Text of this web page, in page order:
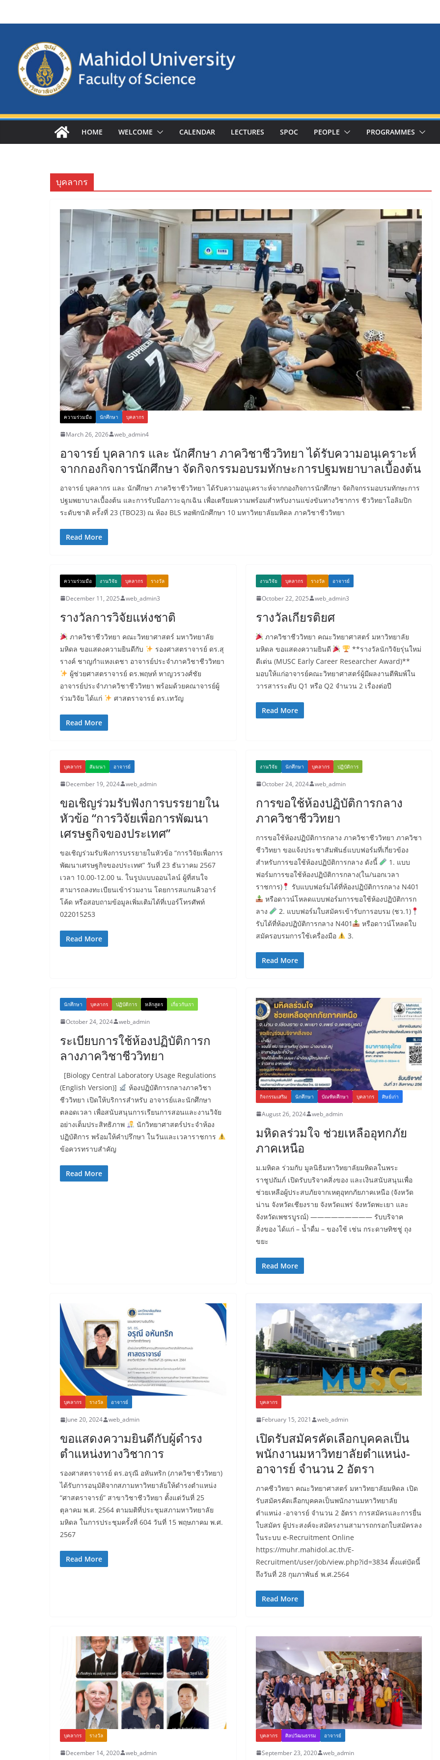
HOME WELCOME CALENDAR LECTURES SPOC PEOPLE PROGRAMMES
บุคลากร
ความร่วมมือ นักศึกษา บุคลากร
March 26, 2026 web_admin4
อาจารย์ บุคลากร และ นักศึกษา ภาควิชาชีววิทยา ได้รับความอนุเคราะห์
จากกองกิจการนักศึกษา จัดกิจกรรมอบรมทักษะการปฐมพยาบาลเบื้องต้น
อาจารย์ บุคลากร และ นักศึกษา ภาควิชาชีววิทยา ได้รับความอนุเคราะห์จากกองกิจการนักศึกษา จัดกิจกรรมอบรมทักษะการ
ปฐมพยาบาลเบื้องต้น และการรับมือภาวะฉุกเฉิน เพื่อเตรียมความพร้อมสำหรับงานแข่งขันทางวิชาการ ชีววิทยาโอลิมปิก
ระดับชาติ ครั้งที่ 23 (TBO23) ณ ห้อง BLS หอพักนักศึกษา 10 มหาวิทยาลัยมหิดล ภาควิชาชีววิทยา
Read More
ความร่วมมือ งานวิจัย บุคลากร รางวัล
December 11, 2025 web_admin3
รางวัลการวิจัยแห่งชาติ
ภาควิชาชีววิทยา คณะวิทยาศาสตร์ มหาวิทยาลัย
มหิดล ขอแสดงความยินดีกับ
รองศาสตราจารย์ ดร.สุ
รางค์ ชาญกำแหงเดชา อาจารย์ประจำภาควิชาชีววิทยา
ผู้ช่วยศาสตราจารย์ ดร.พฤษท์ หาญวรวงศ์ชัย
อาจารย์ประจำภาควิชาชีววิทยา พร้อมด้วยคณาจารย์ผู้
ร่วมวิจัย ได้แก่
ศาสตราจารย์ ดร.เทวัญ
Read More
งานวิจัย บุคลากร รางวัล อาจารย์
October 22, 2025 web_admin3
รางวัลเกียรติยศ
ภาควิชาชีววิทยา คณะวิทยาศาสตร์ มหาวิทยาลัย
มหิดล ขอแสดงความยินดี
**รางวัลนักวิจัยรุ่นใหม่
ดีเด่น (MUSC Early Career Researcher Award)**
มอบให้แก่อาจารย์คณะวิทยาศาสตร์ผู้มีผลงานตีพิมพ์ใน
วารสารระดับ Q1 หรือ Q2 จำนวน 2 เรื่องต่อปี
Read More
บุคลากร สัมมนา อาจารย์
December 19, 2024 web_admin
ขอเชิญร่วมรับฟังการบรรยายใน
หัวข้อ “การวิจัยเพื่อการพัฒนา
เศรษฐกิจของประเทศ”
ขอเชิญร่วมรับฟังการบรรยายในหัวข้อ “การวิจัยเพื่อการ
พัฒนาเศรษฐกิจของประเทศ” วันที่ 23 ธันวาคม 2567
เวลา 10.00-12.00 น. ในรูปแบบออนไลน์ ผู้ที่สนใจ
สามารถลงทะเบียนเข้าร่วมงาน โดยการสแกนคิวอาร์
โค้ด หรือสอบถามข้อมูลเพิ่มเติมได้ที่เบอร์โทรศัพท์
022015253
Read More
งานวิจัย นักศึกษา บุคลากร ปฏิบัติการ
October 24, 2024 web_admin
การขอใช้ห้องปฏิบัติการกลาง
ภาควิชาชีววิทยา
การขอใช้ห้องปฏิบัติการกลาง ภาควิชาชีววิทยา ภาควิชา
ชีววิทยา ขอแจ้งประชาสัมพันธ์แบบฟอร์มที่เกี่ยวข้อง
สำหรับการขอใช้ห้องปฏิบัติการกลาง ดังนี้
1. แบบ
ฟอร์มการขอใช้ห้องปฏิบัติการกลาง(ใน/นอกเวลา
ราชการ)
รับแบบฟอร์มได้ที่ห้องปฏิบัติการกลาง N401
หรือดาวน์โหลดแบบฟอร์มการขอใช้ห้องปฏิบัติการก
ลาง
2. แบบฟอร์มใบสมัครเข้ารับการอบรม (ชว.1)
รับได้ที่ห้องปฏิบัติการกลาง N401
หรือดาวน์โหลดใบ
สมัครอบรมการใช้เครื่องมือ
3.
Read More
นักศึกษา บุคลากร ปฏิบัติการ หลักสูตร เกี่ยวกับเรา
October 24, 2024 web_admin
ระเบียบการใช้ห้องปฏิบัติการก
ลางภาควิชาชีววิทยา
[Biology Central Laboratory Usage Regulations
(English Version)]
ห้องปฏิบัติการกลางภาควิชา
ชีววิทยา เปิดให้บริการสำหรับ อาจารย์และนักศึกษา
ตลอดเวลา เพื่อสนับสนุนการเรียนการสอนและงานวิจัย
อย่างเต็มประสิทธิภาพ
นักวิทยาศาสตร์ประจำห้อง
ปฏิบัติการ พร้อมให้คำปรึกษา ในวันและเวลาราชการ
ข้อควรทราบสำคัญ
Read More
กิจกรรมเสริม นักศึกษา บัณฑิตศึกษา บุคลากร ศิษย์เก่า
August 26, 2024 web_admin
มหิดลร่วมใจ ช่วยเหลืออุทกภัย
ภาคเหนือ
ม.มหิดล ร่วมกับ มูลนิธิมหาวิทยาลัยมหิดลในพระ
ราชูปถัมภ์ เปิดรับบริจาคสิ่งของ และเงินสนับสนุนเพื่อ
ช่วยเหลือผู้ประสบภัยจากเหตุอุทกภัยภาคเหนือ (จังหวัด
น่าน จังหวัดเชียงราย จังหวัดแพร่ จังหวัดพะเยา และ
จังหวัดเพชรบูรณ์) ————————— รับบริจาค
สิ่งของ ได้แก่ – น้ำดื่ม – ของใช้ เช่น กระดาษทิชชู่ ถุง
ขยะ
Read More
บุคลากร รางวัล อาจารย์
June 20, 2024 web_admin
ขอแสดงความยินดีกับผู้ดำรง
ตำแหน่งทางวิชาการ
รองศาสตราจารย์ ดร.อรุณี อหันทริก (ภาควิชาชีววิทยา)
ได้รับการอนุมัติจากสภามหาวิทยาลัยให้ดำรงตำแหน่ง
“ศาสตราจารย์” สาขาวิชาชีววิทยา ตั้งแต่วันที่ 25
ตุลาคม พ.ศ. 2564 ตามมติที่ประชุมสภามหาวิทยาลัย
มหิดล ในการประชุมครั้งที่ 604 วันที่ 15 พฤษภาคม พ.ศ.
2567
Read More
บุคลากร
February 15, 2021 web_admin
เปิดรับสมัครคัดเลือกบุคคลเป็น
พนักงานมหาวิทยาลัยตำแหน่ง-
อาจารย์ จํานวน 2 อัตรา
ภาคชีววิทยา คณะวิทยาศาสตร์ มหาวิทยาลัยมหิดล เปิด
รับสมัครคัดเลือกบุคคลเป็นพนักงานมหาวิทยาลัย
ตำแหน่ง -อาจารย์ จํานวน 2 อัตรา การสมัครและการยื่น
ใบสมัคร ผู้ประสงค์จะสมัครงานสามารถกรอกใบสมัครลง
ในระบบ e-Recruitment Online
https://muhr.mahidol.ac.th/E-
Recruitment/user/job/view.php?id=3834 ตั้งแต่บัดนี้
ถึงวันที่ 28 กุมภาพันธ์ พ.ศ.2564
Read More
บุคลากร รางวัล
December 14, 2020 web_admin
บุคลากร ศิลปวัฒนธรรม อาจารย์
September 23, 2020 web_admin